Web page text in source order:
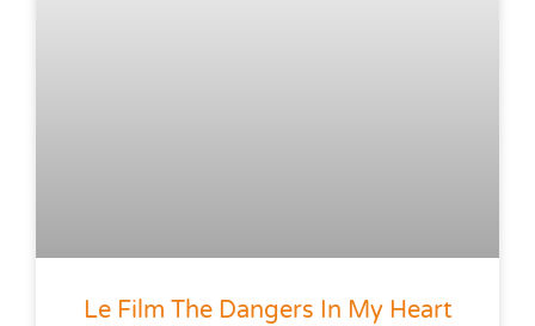
Le Film The Dangers In My Heart